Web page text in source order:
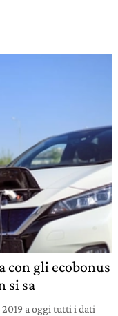
con gli ecobonus
si sa
a oggi tutti i dati